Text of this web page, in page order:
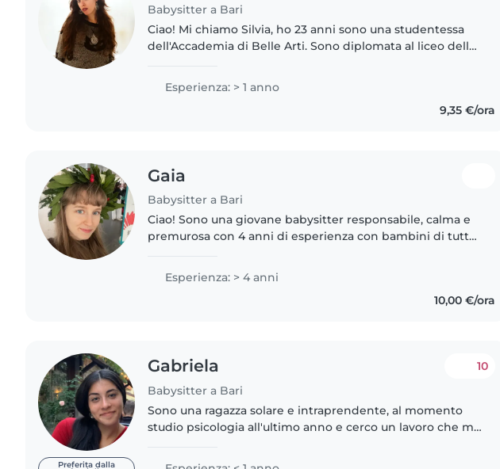
Babysitter a Bari
Ciao! Mi chiamo Silvia, ho 23 anni sono una studentessa
dell'Accademia di Belle Arti. Sono diplomata al liceo delle
Esperienza: > 1 anno
9,35 €/ora
Gaia
Babysitter a Bari
Ciao! Sono una giovane babysitter responsabile, calma e
premurosa con 4 anni di esperienza con bambini di tutte
Esperienza: > 4 anni
10,00 €/ora
Preferita dalla
Gabriela
Babysitter a Bari
10
Sono una ragazza solare e intraprendente, al momento
studio psicologia all'ultimo anno e cerco un lavoro che mi
affidabile,..